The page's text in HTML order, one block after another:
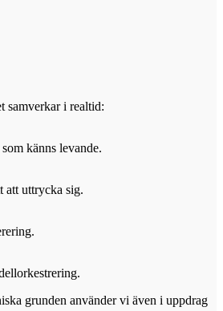
samverkar i realtid:
känns levande.
att uttrycka sig.
grunden använder vi även i uppdrag